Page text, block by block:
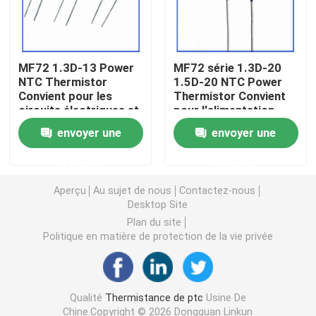
Thermistors NTC
Thermistance de SMD NTC
Capteur de température de NTC
Varistance CMS
MF72 1.3D-13 Power
NTC Thermistor
Convient pour les
circuits électriques et
les appareils
électroménagers
Suppression du
envoyer une
MF72 série 1.3D-20
1.5D-20 NTC Power
Thermistor Convient
pour l'alimentation
électrique à haute
puissanceenvoyer une
Aperçu Au sujet de nous
Contactez-nous
Desktop Site
Plan du site
Politique en matière de protection de la vie privée
Qualité Thermistance de ptc Usine De
Chine.Copyright © 2026 Dongguan Linkun